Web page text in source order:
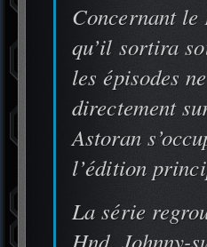
Concernant le
qu’il sortira
les épisodes
directement
Astoran
l’édition
La série
Hnd, Johnny-